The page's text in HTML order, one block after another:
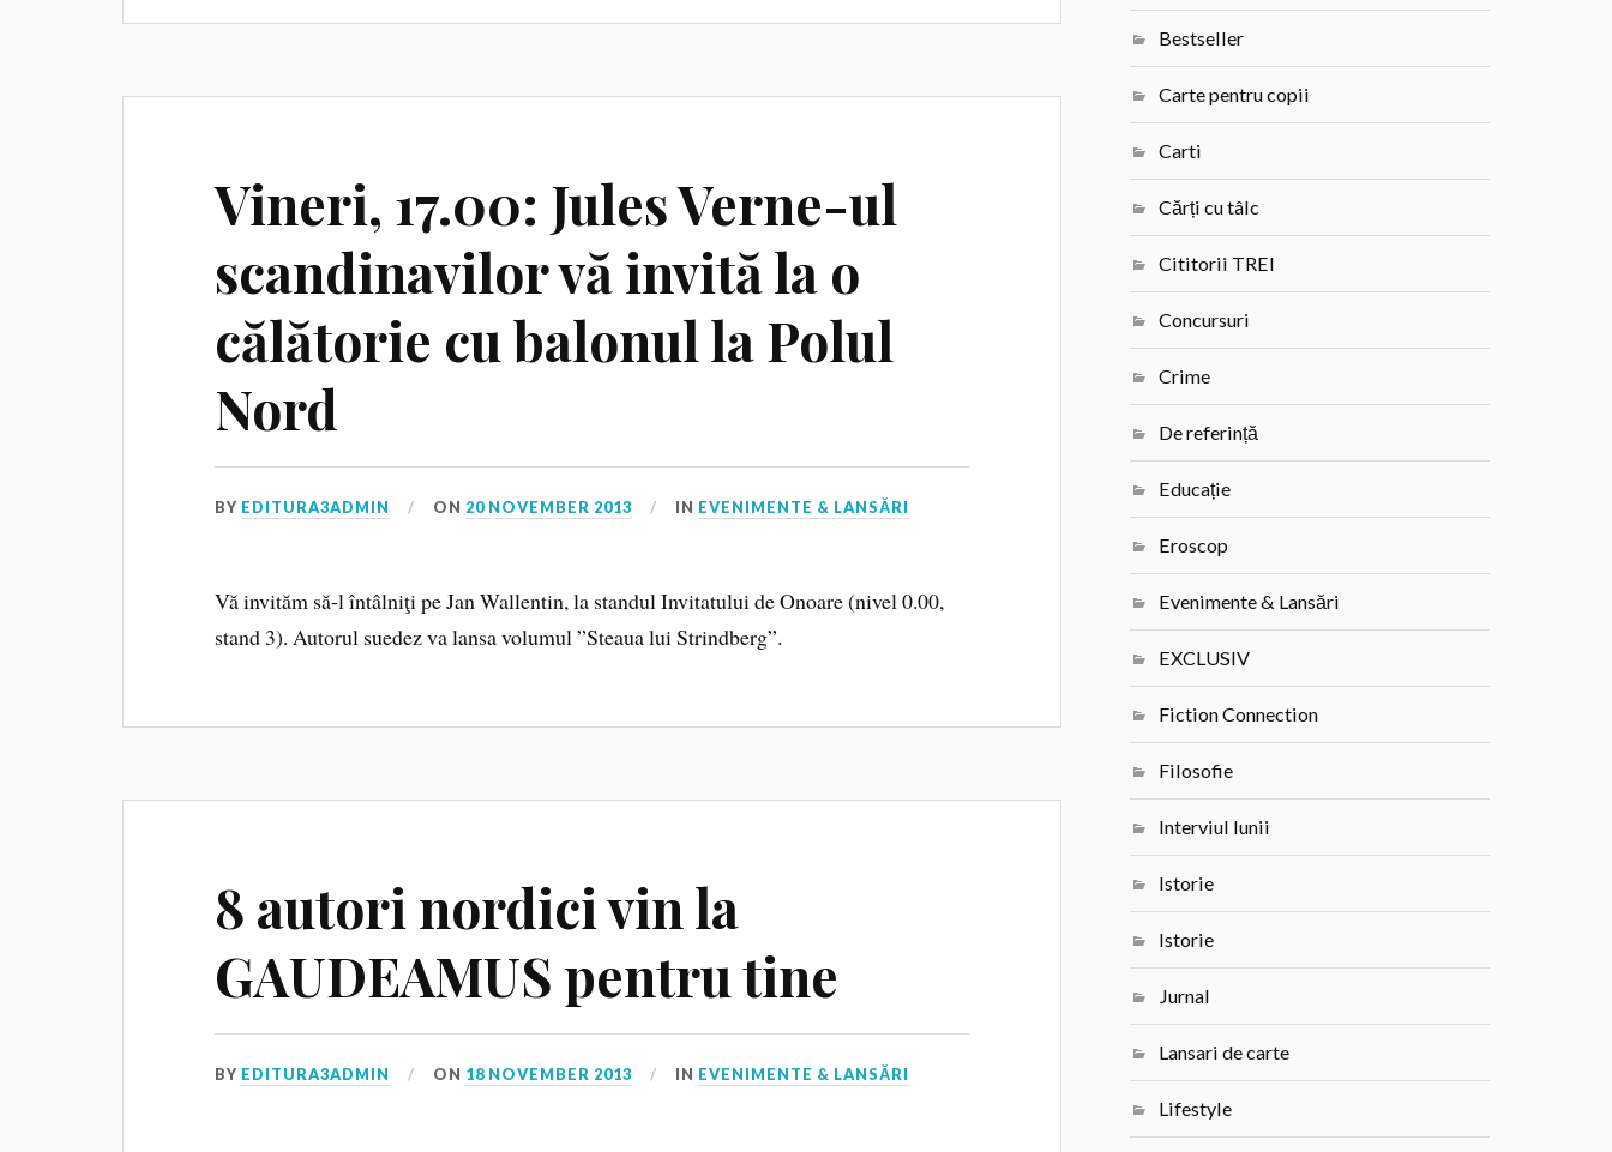
Vineri, 17.00: Jules Verne-ul
scandinavilor vă invită la o
călătorie cu balonul la Polul
Nord
BY EDITURA3ADMIN ON 20 NOVEMBER 2013 IN EVENIMENTE & LANSĂRI
Vă invităm să-l întâlniţi pe Jan Wallentin, la standul Invitatului de Onoare (nivel 0.00,
stand 3). Autorul suedez va lansa volumul ”Steaua lui Strindberg”.
8 autori nordici vin la
GAUDEAMUS pentru tine
BY EDITURA3ADMIN ON 18 NOVEMBER 2013 IN EVENIMENTE & LANSĂRI
Bestseller
Carte pentru copii
Carti
Cărți cu tâlc
Cititorii TREI
Concursuri
Crime
De referință
Educație
Eroscop
Evenimente & Lansări
EXCLUSIV
Fiction Connection
Filosofie
Interviul lunii
Istorie
Istorie
Jurnal
Lansari de carte
Lifestyle